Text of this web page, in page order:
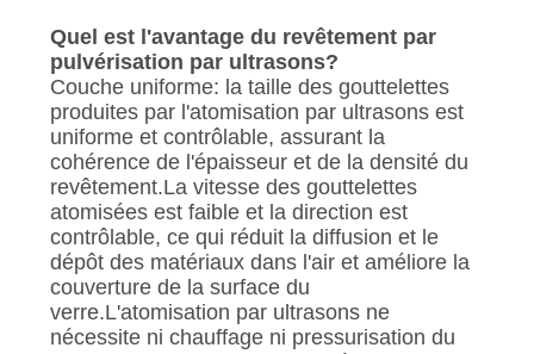
Quel est l'avantage du revêtement par
pulvérisation par ultrasons?
Couche uniforme: la taille des gouttelettes
produites par l'atomisation par ultrasons est
uniforme et contrôlable, assurant la
cohérence de l'épaisseur et de la densité du
revêtement.La vitesse des gouttelettes
atomisées est faible et la direction est
contrôlable, ce qui réduit la diffusion et le
dépôt des matériaux dans l'air et améliore la
couverture de la surface du
verre.L'atomisation par ultrasons ne
nécessite ni chauffage ni pressurisation du